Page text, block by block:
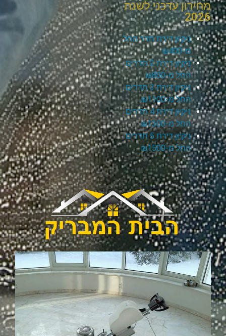
מחירון עדכני לשנת
2026
ניקיון דירת חדר החל
מ-₪400
ניקיון דירת 2 חדרים
החל מ-₪800
ניקיון דירת 3 חדרים
החל מ-₪1100
ניקיון דירת 4 חדרים
החל מ-₪1300
ניקיון דירת 5 חדרים
החל מ-₪1500